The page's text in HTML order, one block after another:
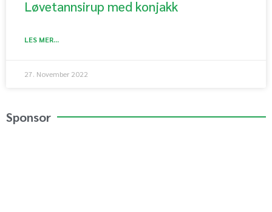
Løvetannsirup med konjakk
LES MER...
27. November 2022
Sponsor